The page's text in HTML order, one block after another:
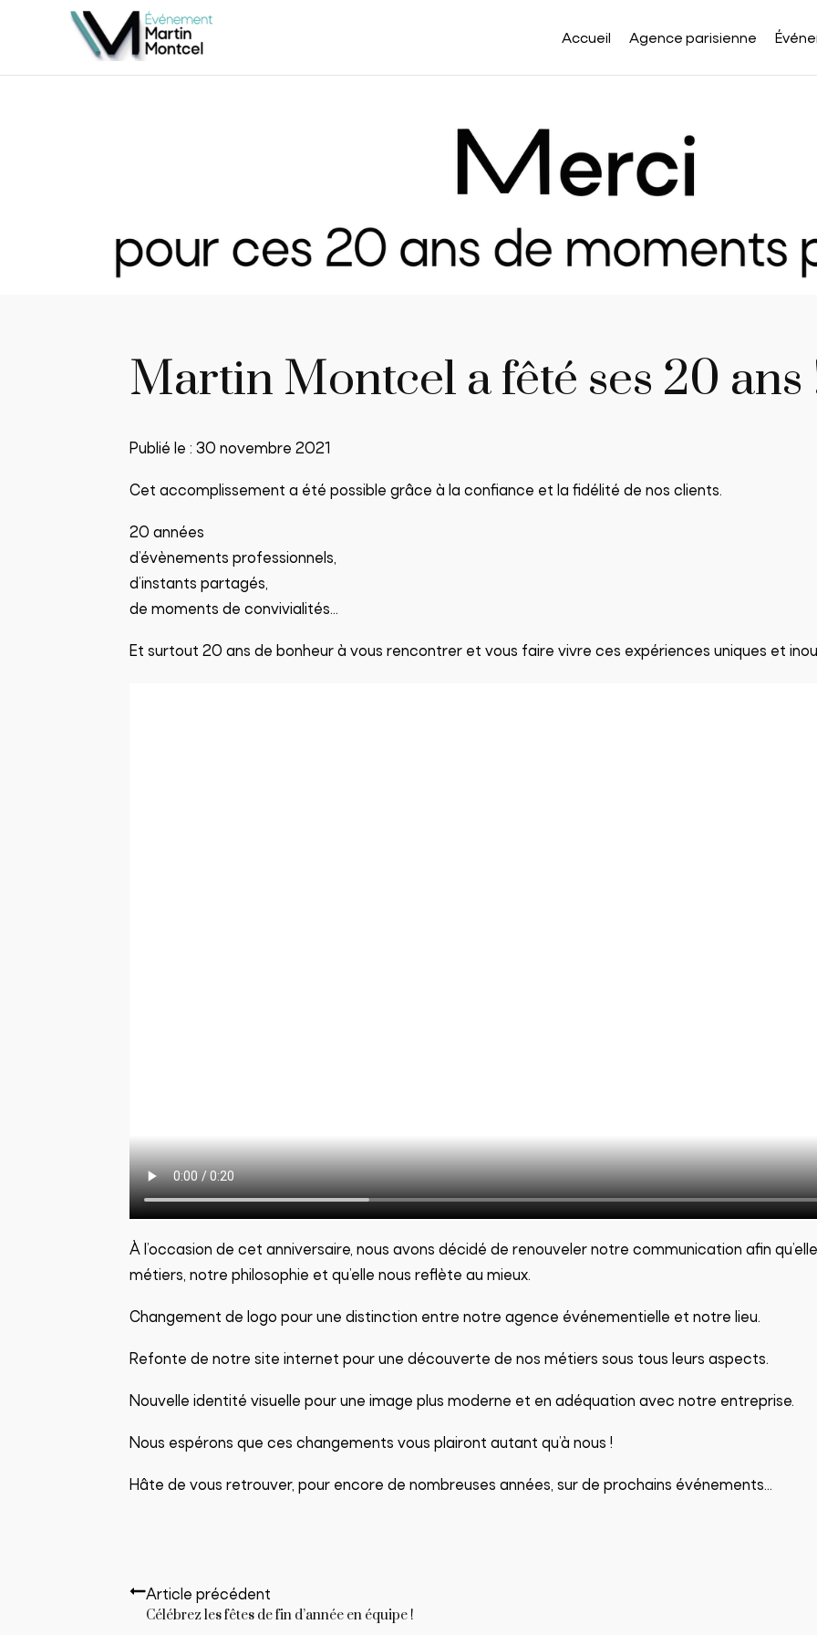
Accueil Agence parisienne
Martin Montcel a fêté ses 20 ans
Publié le : 30 novembre 2021
Cet accomplissement a été possible grâce à la confiance et la fidélité de nos clients.
20 années
d’évènements professionnels,
d’instants partagés,
de moments de convivialités…
Et surtout 20 ans de bonheur à vous rencontrer et vous faire vivre ces expériences uniques et
À l’occasion de cet anniversaire, nous avons décidé de renouveler notre communication afin
métiers, notre philosophie et qu’elle nous reflète au mieux.
Changement de logo pour une distinction entre notre agence événementielle et notre lieu.
Refonte de notre site internet pour une découverte de nos métiers sous tous leurs aspects.
Nouvelle identité visuelle pour une image plus moderne et en adéquation avec notre entreprise.
Nous espérons que ces changements vous plairont autant qu’à nous !
Hâte de vous retrouver, pour encore de nombreuses années, sur de prochains événements…
Article précédent
Célébrez les fêtes de fin d’année en équipe !